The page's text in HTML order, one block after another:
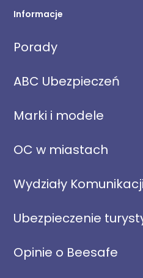
Informacje
Porady
ABC Ubezpieczeń
Marki i modele
OC w miastach
Wydziały Komunikacji
Ubezpieczenie
Opinie o Beesafe